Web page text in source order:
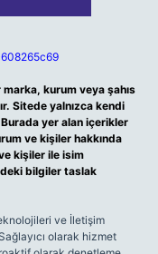
kurum veya şahıs
Sitede yalnızca kendi
Burada yer alan içerikler
ve kişiler hakkında
kişiler ile isim
bilgiler taslak
ve İletişim
olarak hizmet